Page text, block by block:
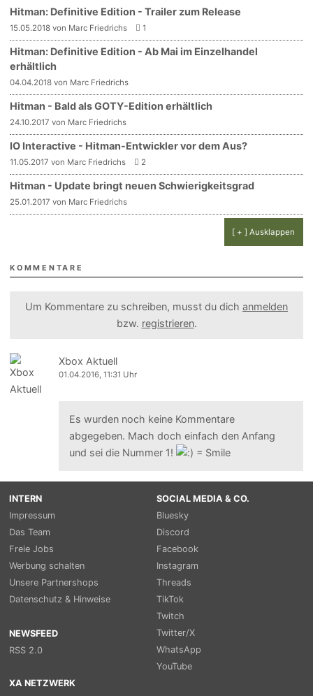
Hitman: Definitive Edition - Trailer zum Release
15.05.2018 von Marc Friedrichs 1
Hitman: Definitive Edition - Ab Mai im Einzelhandel
erhältlich
04.04.2018 von Marc Friedrichs
Hitman - Bald als GOTY-Edition erhältlich
24.10.2017 von Marc Friedrichs
IO Interactive - Hitman-Entwickler vor dem Aus?
11.05.2017 von Marc Friedrichs 2
Hitman - Update bringt neuen Schwierigkeitsgrad
25.01.2017 von Marc Friedrichs
[ + ] Ausklappen
KOMMENTARE
Um Kommentare zu schreiben, musst du dich anmelden
bzw. registrieren.
Xbox Aktuell
01.04.2016, 11:31 Uhr
Es wurden noch keine Kommentare
abgegeben. Mach doch einfach den Anfang
und sei die Nummer 1!
INTERN
Impressum
Das Team
Freie Jobs
Werbung schalten
Unsere Partnershops
Datenschutz & Hinweise
NEWSFEED
RSS 2.0
SOCIAL MEDIA & CO.
Bluesky
Discord
Facebook
Instagram
Threads
TikTok
Twitch
Twitter/X
WhatsApp
YouTube
XA NETZWERK